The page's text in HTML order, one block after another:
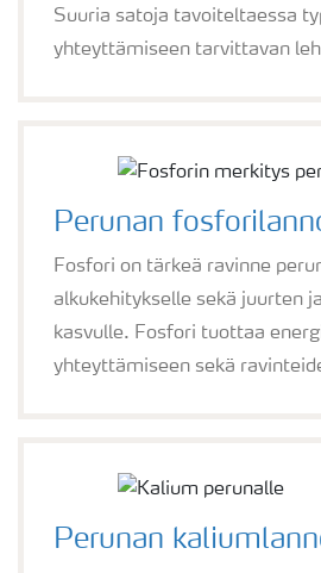
Suuria satoja tavoiteltaessa
yhteyttämiseen tarvittavan
Perunan
Fosfori on tärkeä ravinne
alkukehitykselle sekä juurten
kasvulle. Fosfori tuottaa
yhteyttämiseen sekä
Perunan